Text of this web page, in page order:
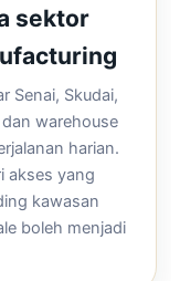
sektor
Senai, Skudai,
warehouse
harian.
akses yang
kawasan
boleh menjadi